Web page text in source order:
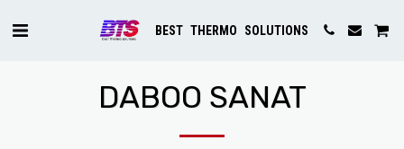
BEST THERMO SOLUTIONS
DABOO SANAT